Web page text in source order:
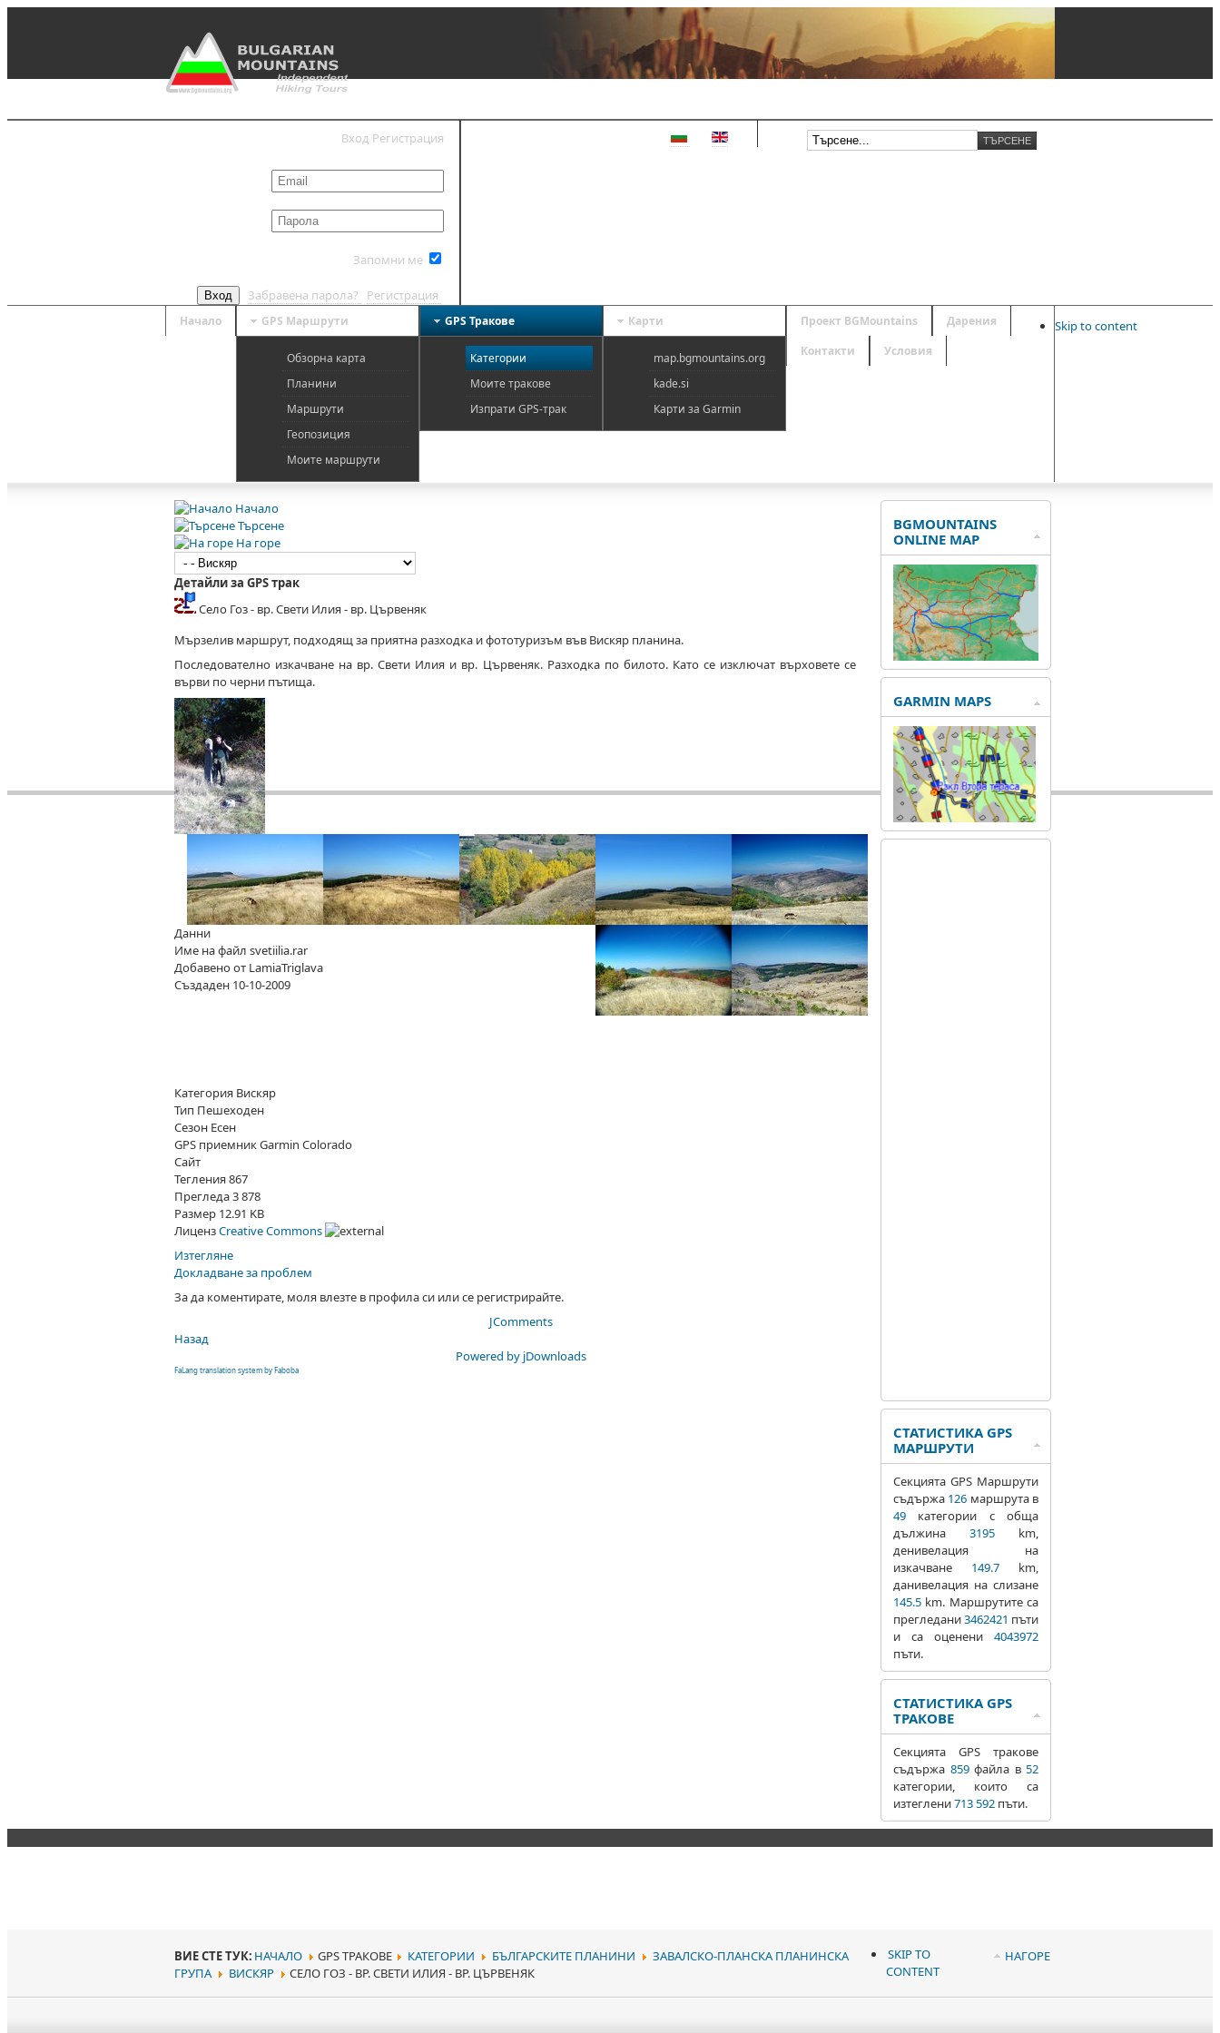
Вход Регистрация
Запомни ме
Вход Забравена парола? Регистрация
Начало GPS Mаршрути
Обзорна карта
Планини
Маршрути
Геопозиция
Моите маршрути
GPS Тракове
Категории
Моите тракове
Изпрати GPS-трак
Карти
map.bgmountains.org
kade.si
Карти за Garmin
Проект BGMountains
Дарения
Контакти
Условия
Skip to content
Начало
Търсене
На горе
Детайли за GPS трак
Село Гоз - вр. Свети Илия - вр. Цървеняк
Мързелив маршрут, подходящ за приятна разходка и фототуризъм във Вискяр планина.
Последователно изкачване на вр. Свети Илия и вр. Цървеняк. Разходка по билото. Като се изключат върховете се
върви по черни пътища.
Данни
Име на файл svetiilia.rar
Добавено от LamiaTriglava
Създаден 10-10-2009
Категория Вискяр
Тип Пешeходен
Сезон Есен
GPS приемникGarmin Colorado
Сайт
Тегления867
Прегледа3 878
Размер 12.91 KB
ЛицензCreative Commons
Изтегляне
Докладване за проблем
За да коментирате, моля влезте в профила си или се регистрирайте.
JComments
Назад
Powered by jDownloads
FaLang translation system by Faboba
BGMOUNTAINS
ONLINE MAP
GARMIN MAPS
СТАТИСТИКА GPS
МАРШРУТИ
Секцията GPS Маршрути
съдържа 126 маршрута в
49 категории с обща
дължина 3195 km,
денивелация на
изкачване 149.7 km,
данивелация на слизане
145.5 km. Маршрутите са
прегледани3462421 пъти
и са оценени 4043972
пъти.
СТАТИСТИКА GPS
ТРАКОВЕ
Секцията GPS тракове
съдържа 859файла в 52
категории, които са
изтеглени713 592 пъти.
ВИЕ СТЕ ТУК: НАЧАЛО GPS ТРАКОВЕ КАТЕГОРИИ БЪЛГАРСКИТЕ ПЛАНИНИ
ЗАВАЛСКО-ПЛАНСКА ПЛАНИНСКА
ГРУПА
ВИСКЯР СЕЛО ГОЗ - ВР. СВЕТИ ИЛИЯ - ВР. ЦЪРВЕНЯК
НАГОРЕ
SKIP TO
CONTENT